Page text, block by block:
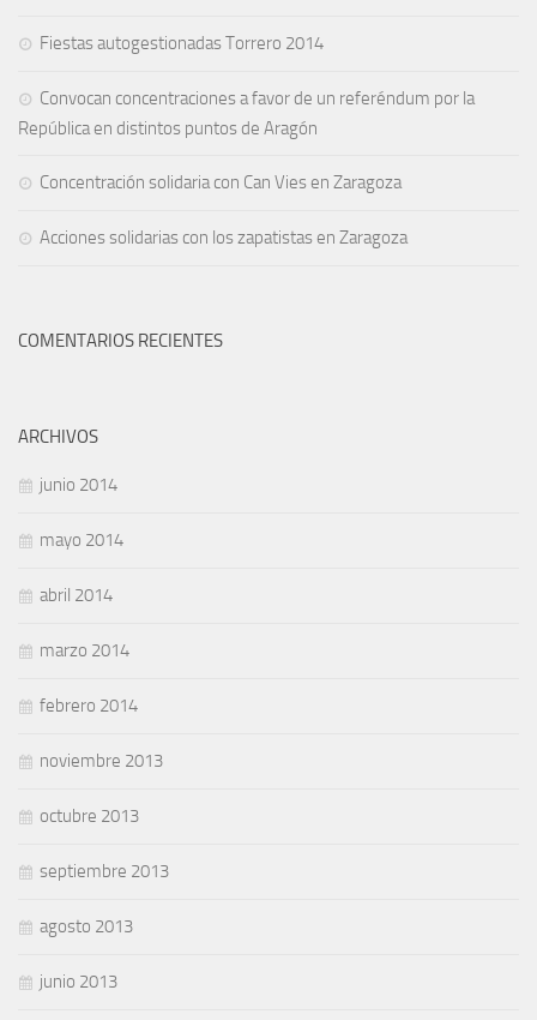
Fiestas autogestionadas Torrero 2014
Convocan concentraciones a favor de un referéndum por la
República en distintos puntos de Aragón
Concentración solidaria con Can Vies en Zaragoza
Acciones solidarias con los zapatistas en Zaragoza
COMENTARIOS RECIENTES
ARCHIVOS
junio 2014
mayo 2014
abril 2014
marzo 2014
febrero 2014
noviembre 2013
octubre 2013
septiembre 2013
agosto 2013
junio 2013